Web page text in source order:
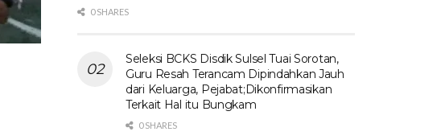
0 SHARES
Seleksi BCKS Disdik Sulsel Tuai Sorotan,
Guru Resah Terancam Dipindahkan Jauh
dari Keluarga, Pejabat;Dikonfirmasikan
Terkait Hal itu Bungkam
0 SHARES